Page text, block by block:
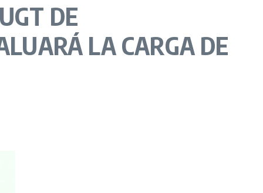
DE
LA CARGA DE